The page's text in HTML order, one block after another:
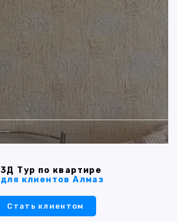
3Д Тур по квартире
для клиентов Алмаз
Стать клиентом